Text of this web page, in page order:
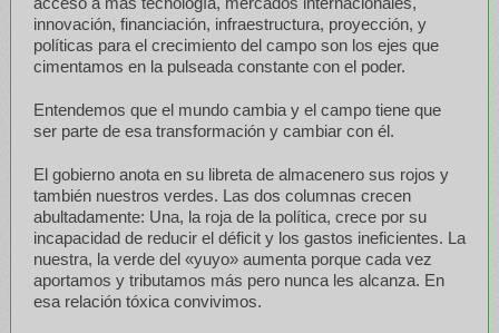
innovación, financiación, infraestructura, proyección, y
políticas para el crecimiento del campo son los ejes que
cimentamos en la pulseada constante con el poder.
Entendemos que el mundo cambia y el campo tiene que
ser parte de esa transformación y cambiar con él.
El gobierno anota en su libreta de almacenero sus rojos y
también nuestros verdes. Las dos columnas crecen
abultadamente: Una, la roja de la política, crece por su
incapacidad de reducir el déficit y los gastos ineficientes. La
nuestra, la verde del «yuyo» aumenta porque cada vez
aportamos y tributamos más pero nunca les alcanza. En
esa relación tóxica convivimos.